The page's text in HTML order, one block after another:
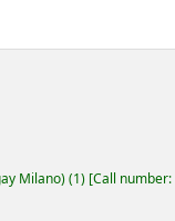
Milano)(1) Call number: